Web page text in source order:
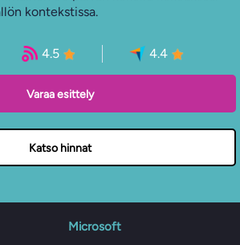
kontekstissa.
4.5 4.4
Varaa esittely
Katso hinnat
Microsoft